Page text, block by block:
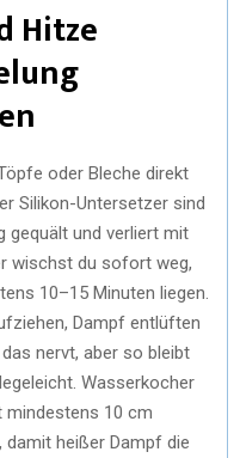
Hitze
oder Bleche direkt
Silikon-Untersetzer sind
gequält und verliert mit
wischst du sofort weg,
10–15 Minuten liegen.
Dampf entlüften
nervt, aber so bleibt
Wasserkocher
10 cm
damit heißer Dampf die